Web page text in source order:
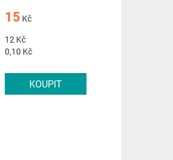
15 Kč
12 Kč
0,10 Kč